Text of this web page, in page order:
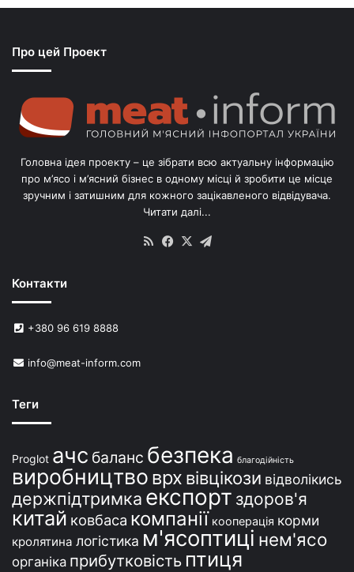
п
о
е
й
У
р
ї
Про цей Проект
Головна ідея проекту – це зібрати всю актуальну інформацію
про м’ясо і м’ясний бізнес в одному місці й зробити це місце
зручним і затишним для кожного зацікавленого відвідувача.
Читати далі...
RSS Facebook
X
Контакти
+380 96 619 8888
info@meat-inform.com
Теги
Proglot ачс баланс безпека благодійність
виробництво врх вівцікози відволікись
держпідтримка експорт здоров'я
китай ковбаса компанії кооперація корми
кролятина логістика м'ясоптиці нем'ясо
органіка прибутковість птиця